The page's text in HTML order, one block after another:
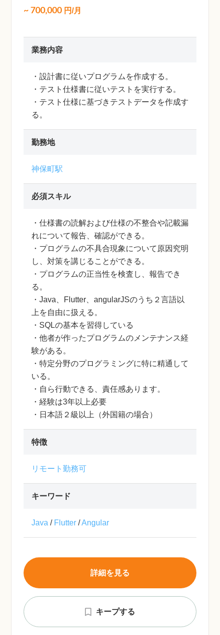
~ 700,000 円/月
業務内容
・設計書に従いプログラムを作成する。
・テスト仕様書に従いテストを実行する。
・テスト仕様に基づきテストデータを作成す
る。
勤務地
神保町駅
必須スキル
・仕様書の読解および仕様の不整合や記載漏
れについて報告、確認ができる。
・プログラムの不具合現象について原因究明
し、対策を講じることができる。
・プログラムの正当性を検査し、報告でき
る。
・Java、Flutter、angularJSのうち２言語以
上を自由に扱える。
・SQLの基本を習得している
・他者が作ったプログラムのメンテナンス経
験がある。
・特定分野のプログラミングに特に精通して
いる。
・自ら行動できる、責任感あります。
・経験は3年以上必要
・日本語２級以上（外国籍の場合）
特徴
リモート勤務可
キーワード
Java / Flutter /Angular
キープする
詳細を見る